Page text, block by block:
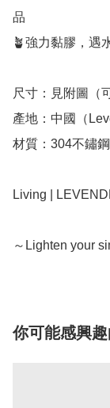
品
🪴強力黏膠，遇
尺寸：見附圖（
產地：中國（
材質：304不鏽鋼
Living |
～Lighten your
你可能感興